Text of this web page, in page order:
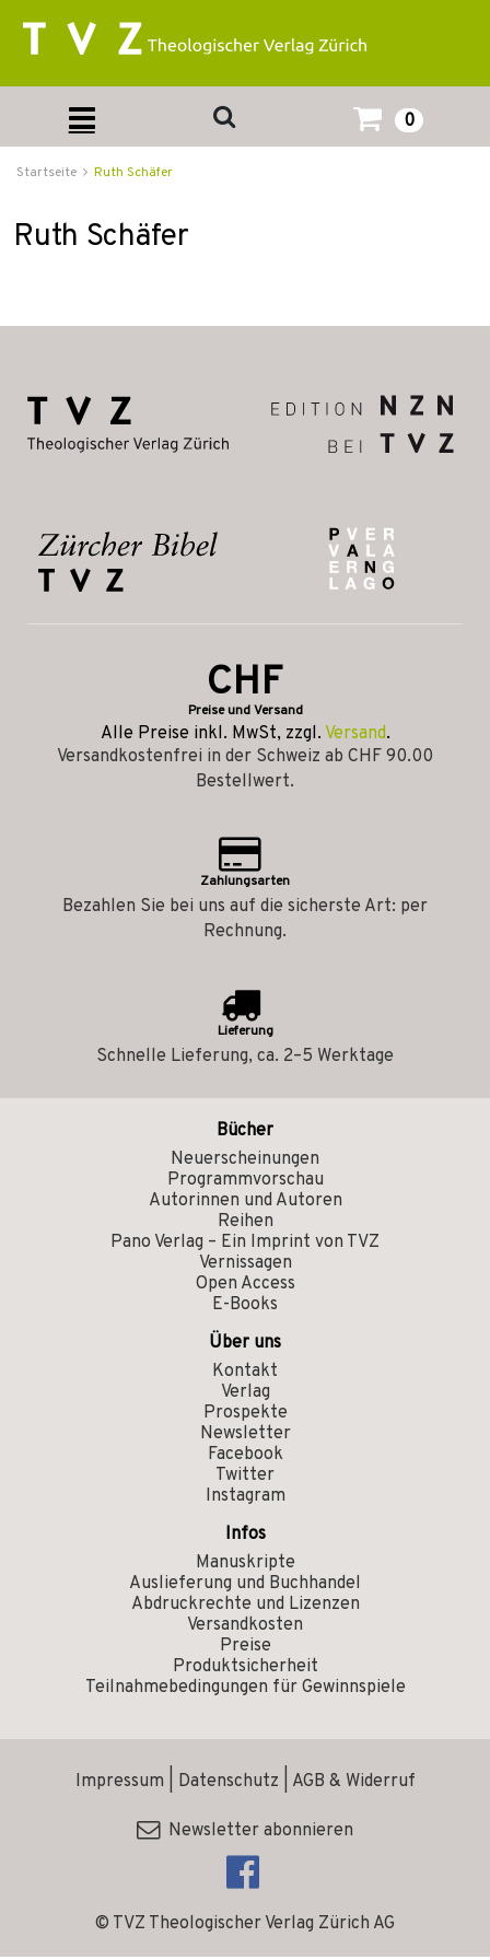
0
Startseite Ruth Schäfer
Ruth Schäfer
CHF
Preise und Versand
Alle Preise inkl. MwSt, zzgl. Versand.
Versandkostenfrei in der Schweiz ab CHF 90.00
Bestellwert.
Zahlungsarten
Bezahlen Sie bei uns auf die sicherste Art: per
Rechnung.
Lieferung
Schnelle Lieferung, ca. 2–5 Werktage
Bücher
Neuerscheinungen
Programmvorschau
Autorinnen und Autoren
Reihen
Pano Verlag – Ein Imprint von TVZ
Vernissagen
Open Access
E-Books
Über uns
Kontakt
Verlag
Prospekte
Newsletter
Facebook
Twitter
Instagram
Infos
Manuskripte
Auslieferung und Buchhandel
Abdruckrechte und Lizenzen
Versandkosten
Preise
Produktsicherheit
Teilnahmebedingungen für Gewinnspiele
© TVZ Theologischer Verlag Zürich AG
Impressum Datenschutz AGB & Widerruf
Newsletter abonnieren